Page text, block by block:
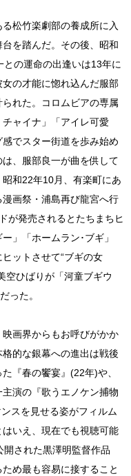
松竹楽劇部の養成所に入
を踏んだ。その後、昭和
の運命の出逢いは13年に
の才能に惚れ込んだ服部
れた。コロムビアの専属
ャイナ」「アイレ可愛
でスター街道を歩み始め
、服部良一が曲を供して
和22年10月、有楽町にあ
画祭・浦島再び龍宮へ行
が発売されるとたちまちヒ
」「ホームラン･ブギ」
ットさせて“ブギの女
空ひばりが「河童ブギウ
った。
画界からもお呼びがかか
的な銀幕への進出は戦後
『春の饗宴』(22年)や、
演の『歌うエノケン捕物
スを見せる姿がフィルム
いえ、現在でも視聴可能
された黒澤明監督作品
め最も容易に接すること